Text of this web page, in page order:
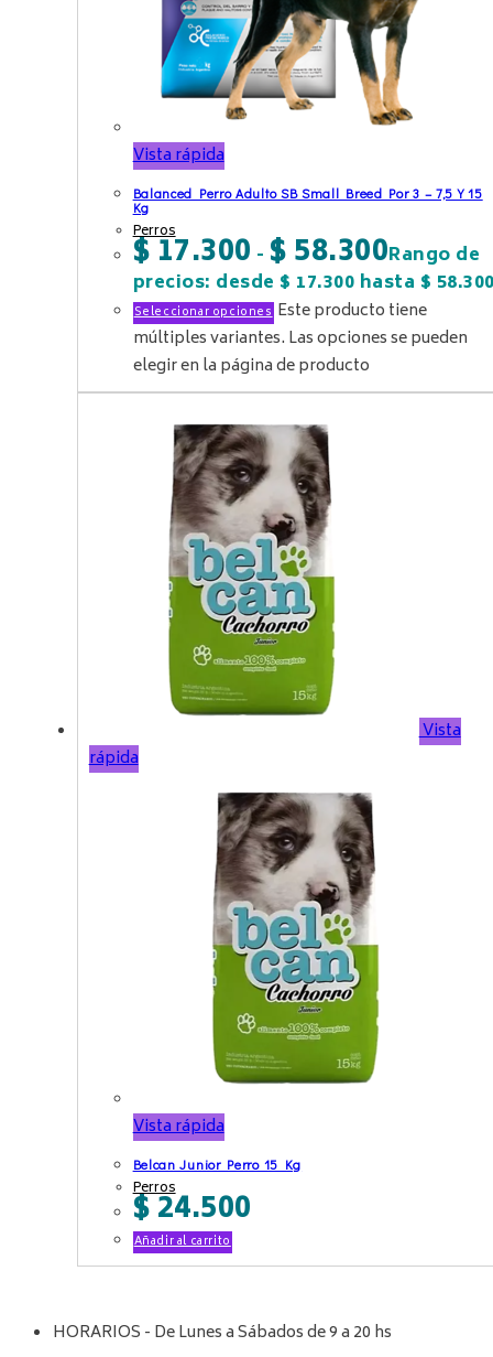
Vista rápida
Balanced Perro Adulto SB Small Breed Por 3 – 7,5 Y 15
Kg
Perros
$17.300 - $58.300Rango de
precios: desde $ 17.300 hasta $
Seleccionar opciones Este producto tiene
múltiples variantes. Las opciones se pueden
elegir en la página de producto
Vista
rápida
Vista rápida
Belcan Junior Perro 15 Kg
Perros
$24.500
Añadir al carrito
HORARIOS - De Lunes a Sábados de 9 a 20 hs